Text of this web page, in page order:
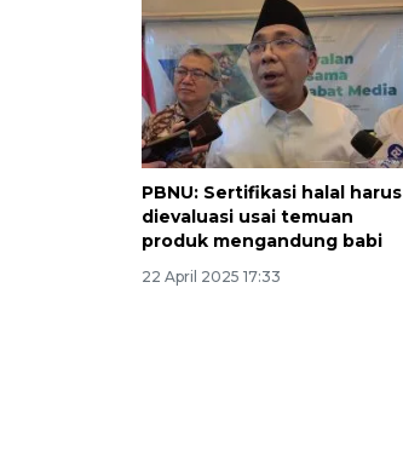
PBNU: Sertifikasi halal harus
dievaluasi usai temuan
produk mengandung babi
22 April 2025 17:33